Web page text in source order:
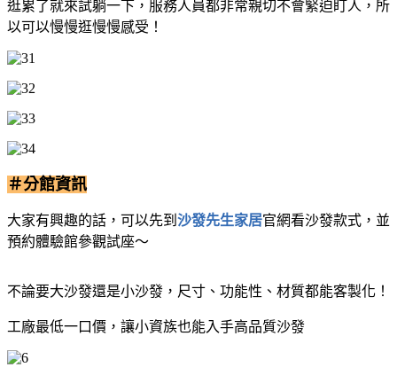
逛累了就來試躺一下，服務人員都非常親切不會緊迫盯人，所
以可以慢慢逛慢慢感受！
＃分館資訊
大家有興趣的話，可以先到 沙發先生家居官網看沙發款式，並
預約體驗館參觀試座～
不論要大沙發還是小沙發，尺寸、功能性、材質都能客製化！
工廠最低一口價，讓小資族也能入手高品質沙發